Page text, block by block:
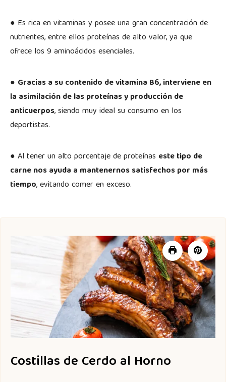
● Es rica en vitaminas y posee una gran concentración de
nutrientes, entre ellos proteínas de alto valor, ya que
ofrece los 9 aminoácidos esenciales.
● Gracias a su contenido de vitamina B6, interviene en
la asimilación de las proteínas y producción de
anticuerpos, siendo muy ideal su consumo en los
deportistas.
● Al tener un alto porcentaje de proteínas este tipo de
carne nos ayuda a mantenernos satisfechos por más
tiempo, evitando comer en exceso.
Costillas de Cerdo al Horno